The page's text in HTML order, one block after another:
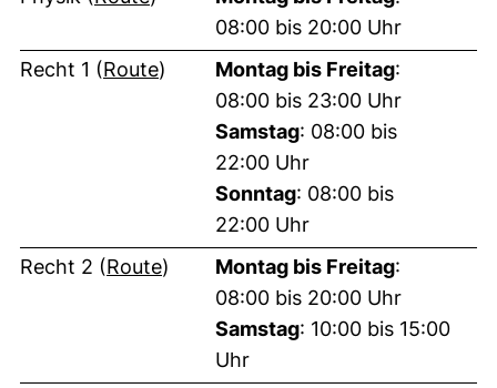
08:00 bis 20:00 Uhr
Recht 1 (Route(externer Link, öffnet neues
) Montag bis Freitag:
08:00 bis 23:00 Uhr
Samstag: 08:00 bis
22:00 Uhr
Sonntag: 08:00 bis
22:00 Uhr
Recht 2 (Route(externer Link, öffnet neues
) Montag bis Freitag:
08:00 bis 20:00 Uhr
Samstag: 10:00 bis 15:00
Uhr